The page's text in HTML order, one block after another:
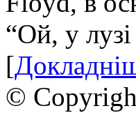
“Ой, у
[
©